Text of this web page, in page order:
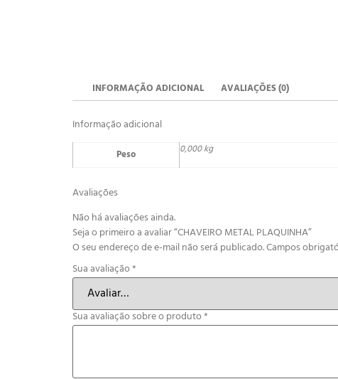
INFORMAÇÃO ADICIONAL AVALIAÇÕES (0)
Informação adicional
Peso 0,000 kg
Avaliações
Não há avaliações ainda.
Seja o primeiro a avaliar “CHAVEIRO METAL PLAQUINHA”
O seu endereço de e-mail não será publicado.Campos
Sua avaliação*
Sua avaliação sobre o produto*